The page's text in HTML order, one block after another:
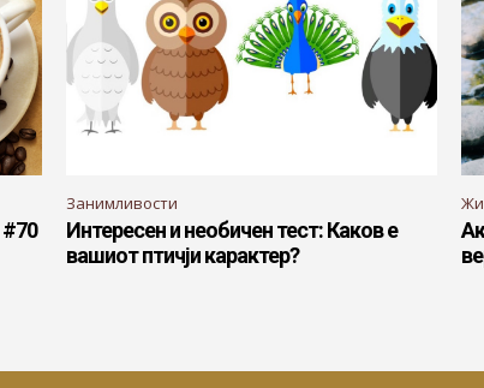
Занимливости
Интересен и необичен тест: Каков е
вашиот птичји карактер?